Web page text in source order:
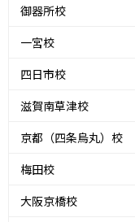
御器所校
一宮校
四日市校
滋賀南草津校
京都（四条烏丸）校
梅田校
大阪京橋校